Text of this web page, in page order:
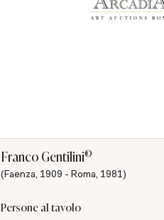
Franco Gentilini©
(Faenza, 1909 - Roma, 1981)
Persone al tavolo